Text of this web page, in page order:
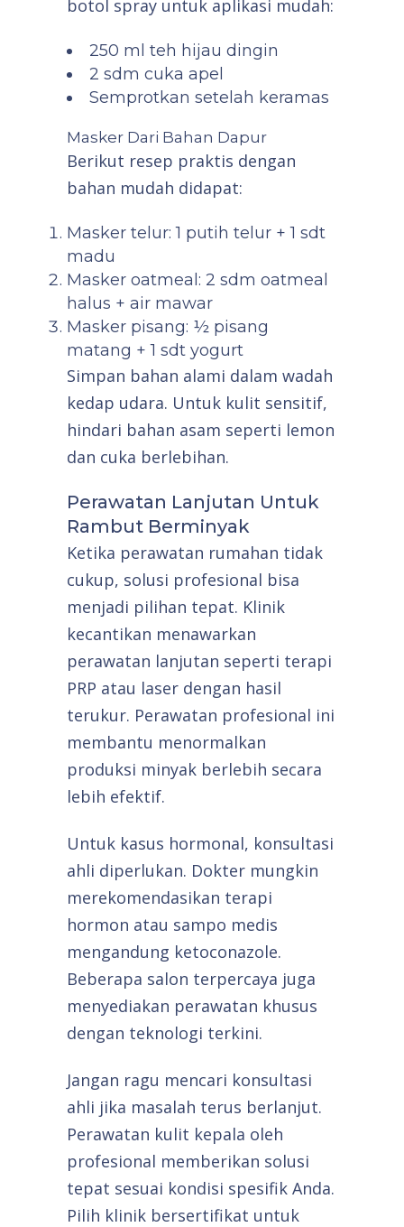
botol spray untuk aplikasi mudah:
250 ml teh hijau dingin
2 sdm cuka apel
Semprotkan setelah keramas
Masker Dari Bahan Dapur
Berikut resep praktis dengan
bahan mudah didapat:
Masker telur: 1 putih telur + 1 sdt
madu
Masker oatmeal: 2 sdm oatmeal
halus + air mawar
Masker pisang: ½ pisang
matang + 1 sdt yogurt
Simpan bahan alami dalam wadah
kedap udara. Untuk kulit sensitif,
hindari bahan asam seperti lemon
dan cuka berlebihan.
Perawatan Lanjutan Untuk
Rambut Berminyak
Ketika perawatan rumahan tidak
cukup, solusi profesional bisa
menjadi pilihan tepat. Klinik
kecantikan menawarkan
perawatan lanjutan seperti terapi
PRP atau laser dengan hasil
terukur. Perawatan profesional ini
membantu menormalkan
produksi minyak berlebih secara
lebih efektif.
Untuk kasus hormonal, konsultasi
ahli diperlukan. Dokter mungkin
merekomendasikan terapi
hormon atau sampo medis
mengandung ketoconazole.
Beberapa salon terpercaya juga
menyediakan perawatan khusus
dengan teknologi terkini.
Jangan ragu mencari konsultasi
ahli jika masalah terus berlanjut.
Perawatan kulit kepala oleh
profesional memberikan solusi
tepat sesuai kondisi spesifik Anda.
Pilih klinik bersertifikat untuk